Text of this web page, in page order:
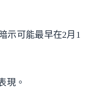
示可能最早在2月1
現。